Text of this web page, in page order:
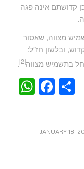
קדושתם אינה פגה
מצווה, שאסור
ובלשון חז”ל:
חל בתשמיש מצווה[2]
.
JANUARY 18,
/